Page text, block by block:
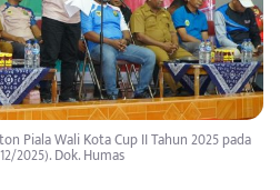
Piala Wali Kota Cup II Tahun 2025 pada
2025). Dok. Humas